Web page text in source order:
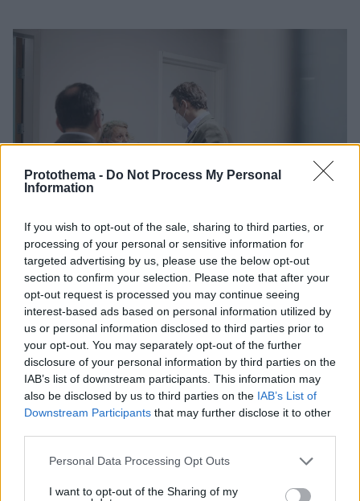
Protothema - Do Not Process My Personal
Information
If you wish to opt-out of the sale, sharing to third parties, or
processing of your personal or sensitive information for
targeted advertising by us, please use the below opt-out
section to confirm your selection. Please note that after your
opt-out request is processed you may continue seeing
interest-based ads based on personal information utilized by
us or personal information disclosed to third parties prior to
your opt-out. You may separately opt-out of the further
disclosure of your personal information by third parties on the
IAB’s list of downstream participants. This information may
also be disclosed by us to third parties on the IAB’s List of
Downstream Participants that may further disclose it to other
Please note that this website/app uses one or more Google
not limited to your visit or usage behaviour. You may click to
Personal Data Processing Opt Outs
I want to opt-out of the Sharing of my